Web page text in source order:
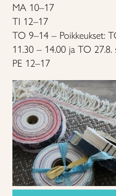
MA 10–17
TI 12–17
TO 9–14 – Poikkeukset:
11.30 – 14.00 ja TO 27.8.
PE 12–17